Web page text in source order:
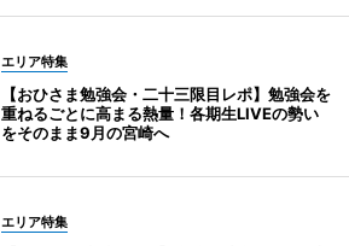
エリア特集
【おひさま勉強会・二十三限目レポ】勉強会を
重ねるごとに高まる熱量！各期生LIVEの勢い
をそのまま9月の宮崎へ
エリア特集